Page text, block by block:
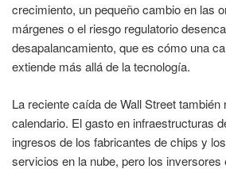
crecimiento, un pequeño cambio en las
márgenes o el riesgo regulatorio
desapalancamiento, que es cómo una
extiende más allá de la tecnología.
La reciente caída de Wall Street
calendario. El gasto en infraestructuras
ingresos de los fabricantes de chips y
servicios en la nube, pero los inversores